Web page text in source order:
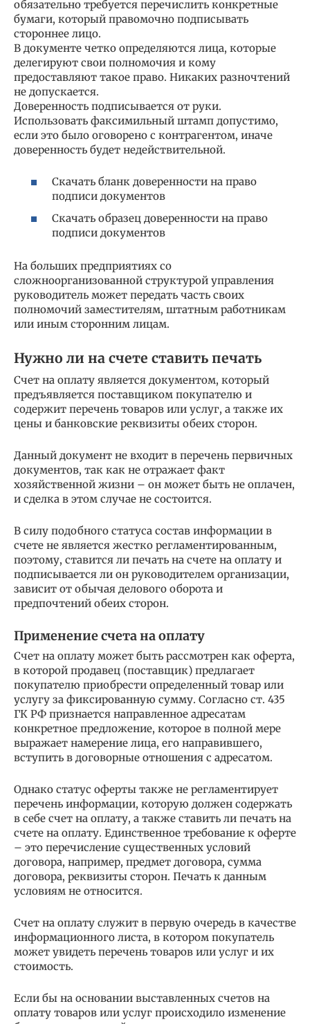
обязательно требуется перечислить конкретные
бумаги, который правомочно подписывать
стороннее лицо.
В документе четко определяются лица, которые
делегируют свои полномочия и кому
предоставляют такое право. Никаких разночтений
не допускается.
Доверенность подписывается от руки.
Использовать факсимильный штамп допустимо,
если это было оговорено с контрагентом, иначе
доверенность будет недействительной.
Скачать бланк доверенности на право
подписи документов
Скачать образец доверенности на право
подписи документов
На больших предприятиях со
сложноорганизованной структурой управления
руководитель может передать часть своих
полномочий заместителям, штатным работникам
или иным сторонним лицам.
Нужно ли на счете ставить печать
Счет на оплату является документом, который
предъявляется поставщиком покупателю и
содержит перечень товаров или услуг, а также их
цены и банковские реквизиты обеих сторон.
Данный документ не входит в перечень первичных
документов, так как не отражает факт
хозяйственной жизни – он может быть не оплачен,
и сделка в этом случае не состоится.
В силу подобного статуса состав информации в
счете не является жестко регламентированным,
поэтому, ставится ли печать на счете на оплату и
подписывается ли он руководителем организации,
зависит от обычая делового оборота и
предпочтений обеих сторон.
Применение счета на оплату
Счет на оплату может быть рассмотрен как оферта,
в которой продавец (поставщик) предлагает
покупателю приобрести определенный товар или
услугу за фиксированную сумму. Согласно ст. 435
ГК РФ признается направленное адресатам
конкретное предложение, которое в полной мере
выражает намерение лица, его направившего,
вступить в договорные отношения с адресатом.
Однако статус оферты также не регламентирует
перечень информации, которую должен содержать
в себе счет на оплату, а также ставить ли печать на
счете на оплату. Единственное требование к оферте
– это перечисление существенных условий
договора, например, предмет договора, сумма
договора, реквизиты сторон. Печать к данным
условиям не относится.
Счет на оплату служит в первую очередь в качестве
информационного листа, в котором покупатель
может увидеть перечень товаров или услуг и их
стоимость.
Если бы на основании выставленных счетов на
оплату товаров или услуг происходило изменение